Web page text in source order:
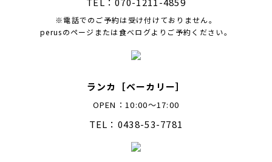
※電話でのご予約は受け付けておりません。
perusのページまたは食べログよりご予約ください。
ランカ［ベーカリー］
OPEN：10:00～17:00
TEL：0438-53-7781